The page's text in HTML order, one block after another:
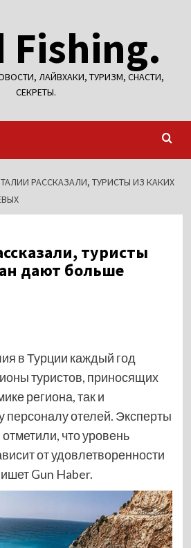
Fishing.
ЛАЙВХАКИ, ТУРИЗМ, СНАСТИ,
СЕКРЕТЫ.
РАССКАЗАЛИ, ТУРИСТЫ ИЗ КАКИХ
туристы
дают больше
в Турции каждый год
туристов, приносящих
региона, так и
отелей. Эксперты
что уровень
от удовлетворенности
Gun Haber.